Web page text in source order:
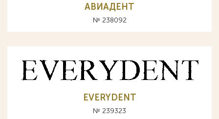
АВИАДЕНТ
№ 238092
EVERYDENT
№ 239323